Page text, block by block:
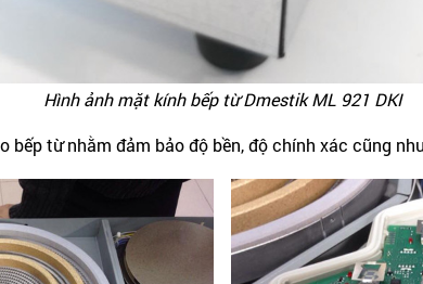
Hình ảnh mặt kính bếp từ Dmestik ML 921 DKI
bếp từ nhằm đảm bảo độ bền, độ chính xác cũng